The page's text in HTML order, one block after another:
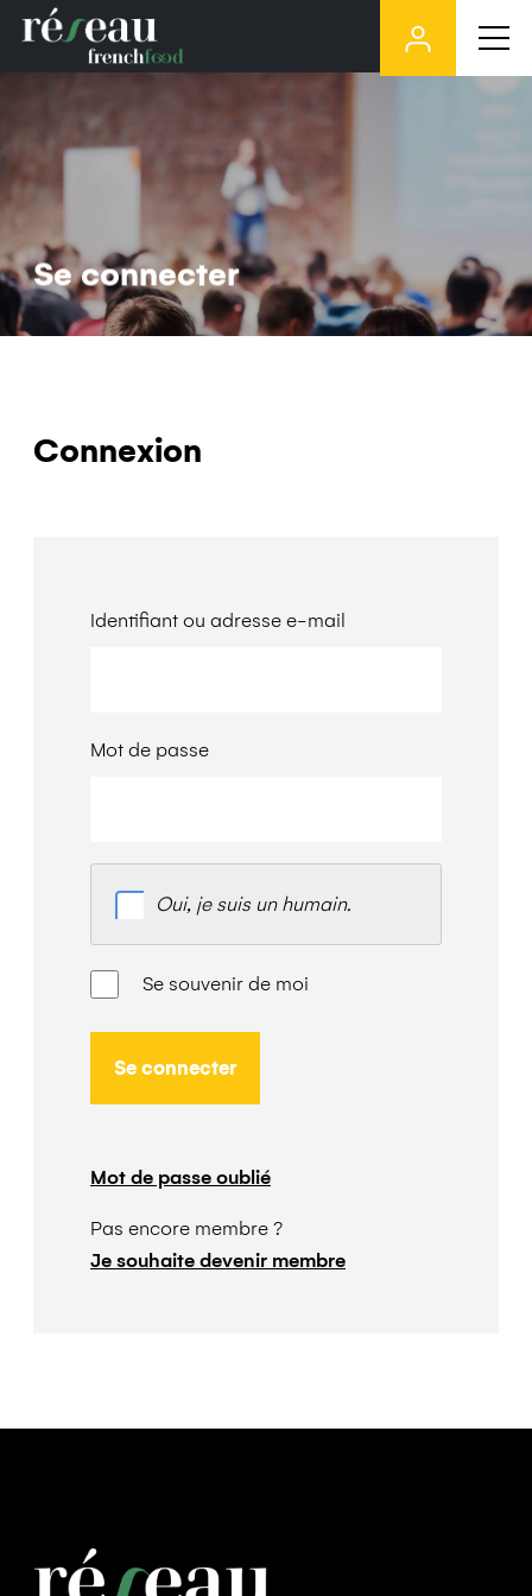
Se connecter
Connexion
Identifiant ou adresse e-mail
Mot de passe
Oui, je suis un humain.
Alternative:Se souvenir de moi
Se connecter
Mot de passe oublié
Pas encore membre ?
Je souhaite devenir membre